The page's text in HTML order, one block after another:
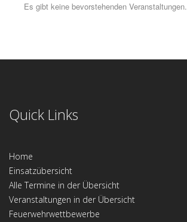
Es gibt keine bevorstehenden Veranstaltungen.
Quick Links
Home
Einsatzübersicht
Alle Termine in der Übersicht
Veranstaltungen in der Übersicht
Feuerwehrwettbewerbe